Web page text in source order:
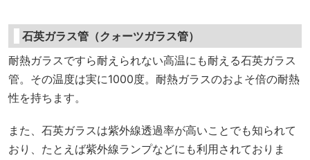
石英ガラス管（クォーツガラス管）
耐熱ガラスですら耐えられない高温にも耐える石英ガラス
管。その温度は実に1000度。耐熱ガラスのおよそ倍の耐熱
性を持ちます。
また、石英ガラスは紫外線透過率が高いことでも知られて
おり、たとえば紫外線ランプなどにも利用されておりま